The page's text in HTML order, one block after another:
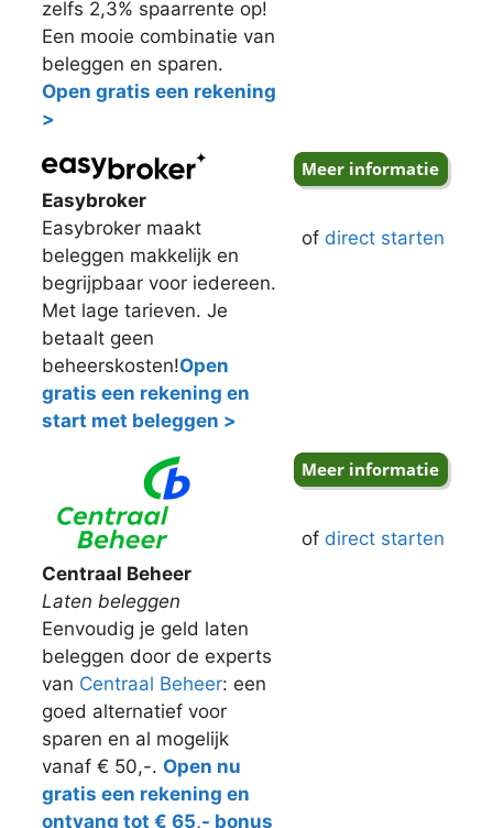
zelfs 2,3% spaarrente op!
Een mooie combinatie van
beleggen en sparen.
Open gratis een rekening
>
Easybroker
Easybroker maakt
beleggen makkelijk en
begrijpbaar voor iedereen.
Met lage tarieven. Je
betaalt geen
beheerskosten!Open
gratis een rekening en
start met beleggen >
of direct starten
Centraal Beheer
Laten beleggen
Eenvoudig je geld laten
beleggen door de experts
van Centraal Beheer: een
goed alternatief voor
sparen en al mogelijk
vanaf € 50,-. Open nu
gratis een rekening en
ontvang tot € 65,- bonus
of direct starten